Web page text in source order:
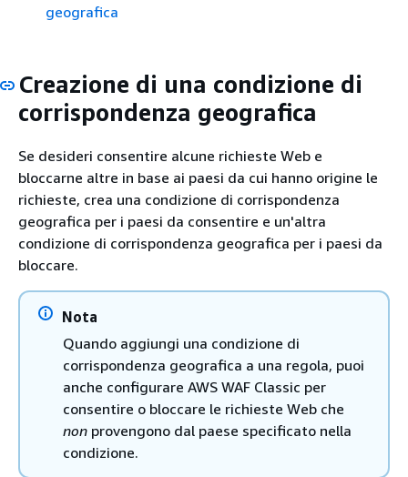
geografica
Creazione di una condizione di
corrispondenza geografica
Se desideri consentire alcune richieste Web e
bloccarne altre in base ai paesi da cui hanno origine le
richieste, crea una condizione di corrispondenza
geografica per i paesi da consentire e un'altra
condizione di corrispondenza geografica per i paesi da
bloccare.
Nota
Quando aggiungi una condizione di
corrispondenza geografica a una regola, puoi
anche configurare AWS WAF Classic per
consentire o bloccare le richieste Web che
non provengono dal paese specificato nella
condizione.